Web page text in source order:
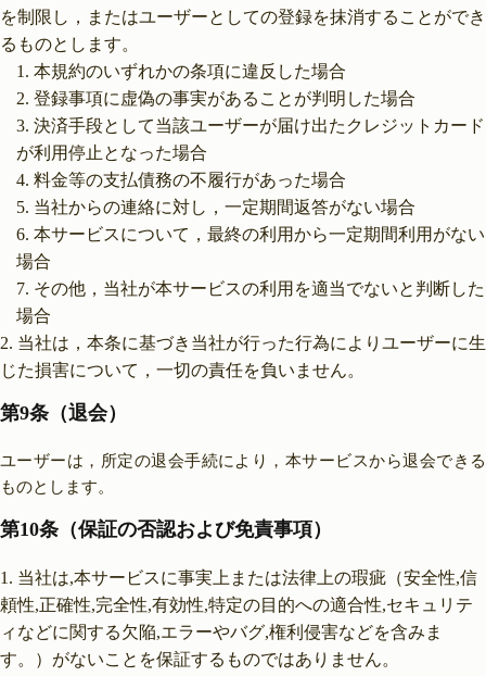
を制限し，またはユーザーとしての登録を抹消することができ
るものとします。
本規約のいずれかの条項に違反した場合
登録事項に虚偽の事実があることが判明した場合
決済手段として当該ユーザーが届け出たクレジットカード
が利用停止となった場合
料金等の支払債務の不履行があった場合
当社からの連絡に対し，一定期間返答がない場合
本サービスについて，最終の利用から一定期間利用がない
場合
その他，当社が本サービスの利用を適当でないと判断した
場合
当社は，本条に基づき当社が行った行為によりユーザーに生
じた損害について，一切の責任を負いません。
第9条（退会）
ユーザーは，所定の退会手続により，本サービスから退会できる
ものとします。
第10条（保証の否認および免責事項）
当社は,本サービスに事実上または法律上の瑕疵（安全性,信
頼性,正確性,完全性,有効性,特定の目的への適合性,セキュリテ
ィなどに関する欠陥,エラーやバグ,権利侵害などを含みま
す。）がないことを保証するものではありません。